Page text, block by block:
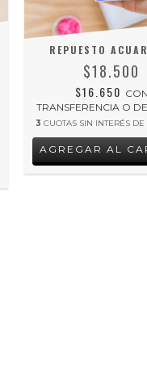
REPUESTO
$18.500
$16.650 CON
TRANSFERENCIA O
3 CUOTAS SIN INTERÉS DE